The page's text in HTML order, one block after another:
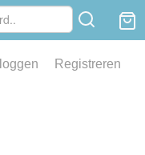
Registreren